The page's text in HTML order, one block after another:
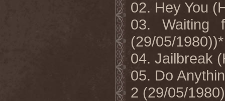
02. Hey You
03. Waiting
(29/05/1980))*
04. Jailbreak
05. Do
2 (29/05/